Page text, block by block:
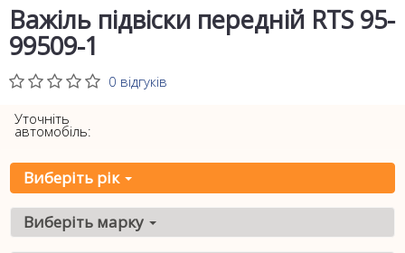
Важіль підвіски передній RTS 95-
99509-1
0 відгуків
Уточніть
автомобіль:
Виберіть рік
Виберіть марку